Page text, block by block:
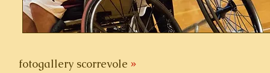
fotogallery scorrevole »